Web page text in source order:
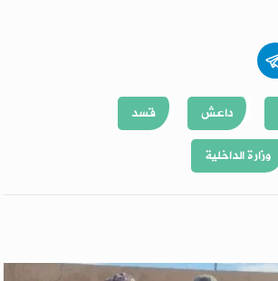
داعش
قسد
وزارة الداخلية